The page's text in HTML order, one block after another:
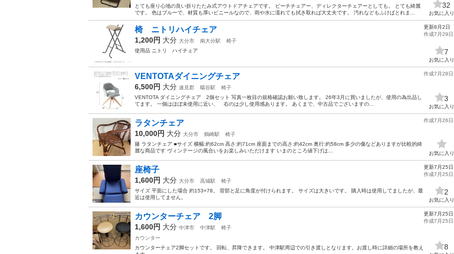
とても座り心地の良い折りたたみ式アウトドアチェアです。 ビーチチェアー、ディレクターチェアーとしても。 とても綺麗
です。 色はブルーで、材質も厚いビニールなので、雨や水に濡れても拭き取れば大丈夫です。 汚れなどもふけばとれま...
32
お気に入り
椅 ニトリハイチェア
1,200円 大分 大分市 南大分駅
椅子
使用品 ニトリ ハイチェア
更新8月2日
作成7月29日
7
お気に入り
VENTOTAダイニングチェア
6,500円 大分 速見郡 暘谷駅
椅子
VENTOTA ダイニングチェア 2個セット 写真一枚目の規格確認お願い致します。 26年3月に買いましたが、使用の為出品し
てます。 一個はほぼ未使用に近い、 右のは少し使用感あります。 あくまで、中古品でございますの...
作成7月28日
3
お気に入り
ラタンチェア
10,000円 大分 大分市 鶴崎駅
椅子
籐 ラタンチェア ■サイズ 横幅:約62cm 高さ:約71cm 座面までの高さ:約42cm 奥行:約58cm 多少の傷などありますが比較的綺
麗な商品です ヴィンテージの風合いをお楽しみいただけます いまのところ値下げは...
作成7月26日
お気に入り
座椅子
1,600円 大分 大分市 高城駅
椅子
サイズ 平面にした場合 約153×78。 背部と足に角度が付けられます。 サイズは大きいです。 購入時は使用してましたが、最
近は使用してません。
更新7月25日
作成7月25日
2
お気に入り
カウンターチェア 2脚
1,600円 大分 中津市 中津駅
椅子
カウンター
カウンターチェア2脚セットです。 回転、昇降できます。 中津駅周辺での引き渡しとなります。お渡し時に詳細の場所を教え
更新7月25日
作成7月25日
8